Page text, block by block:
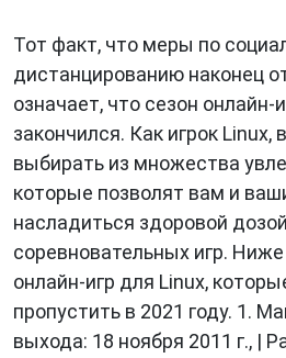
Тот факт, что меры по
дистанцированию наконец
означает, что сезон онлайн-
закончился. Как игрок
выбирать из множества
которые позволят вам и
насладиться здоровой
соревновательных игр.
онлайн-игр для Linux,
пропустить в 2021 году. 1.
выхода: 18 ноября 2011 г., |